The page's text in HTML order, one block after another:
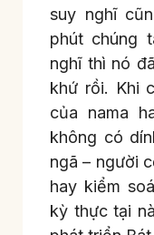
suy nghĩ
phút chúng
nghĩ thì nó
khứ rồi. Khi
của nama
không có
ngã – người
hay kiểm
kỳ thực tại